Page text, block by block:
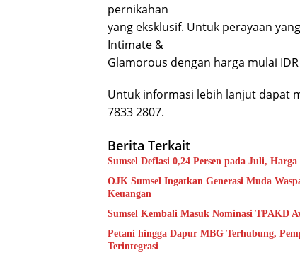
pernikahan
yang eksklusif. Untuk perayaan
Intimate &
Glamorous dengan harga mulai
Untuk informasi lebih lanjut dapat
7833 2807.
Berita Terkait
Sumsel Deflasi 0,24 Persen pada Juli,
OJK Sumsel Ingatkan Generasi Muda
Keuangan
Sumsel Kembali Masuk Nominasi TPAKD
Petani hingga Dapur MBG Terhubung,
Terintegrasi